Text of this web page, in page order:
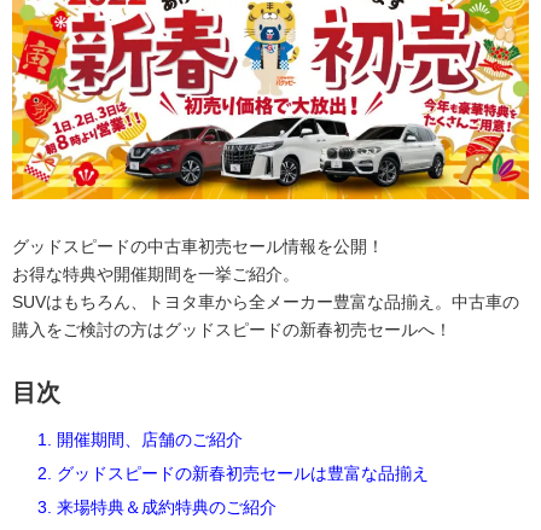
グッドスピードの中古車初売セール情報を公開！
お得な特典や開催期間を一挙ご紹介。
SUVはもちろん、トヨタ車から全メーカー豊富な品揃え。中古車の
購入をご検討の方はグッドスピードの新春初売セールへ！
目次
1. 開催期間、店舗のご紹介
2. グッドスピードの新春初売セールは豊富な品揃え
3. 来場特典＆成約特典のご紹介